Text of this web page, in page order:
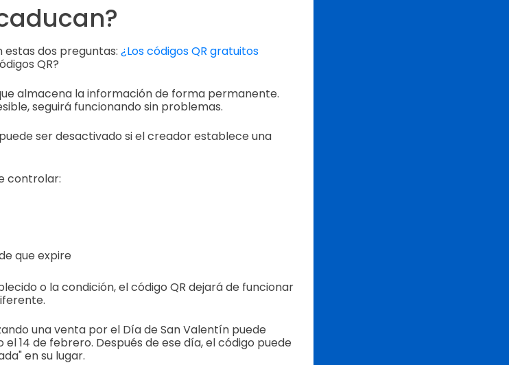
dos preguntas: ¿Los códigos QR gratuitos
QR?
almacena la información de forma permanente.
seguirá funcionando sin problemas.
ser desactivado si el creador establece una
controlar:
que expire
o la condición, el código QR dejará de funcionar
una venta por el Día de San Valentín puede
14 de febrero. Después de ese día, el código puede
en su lugar.